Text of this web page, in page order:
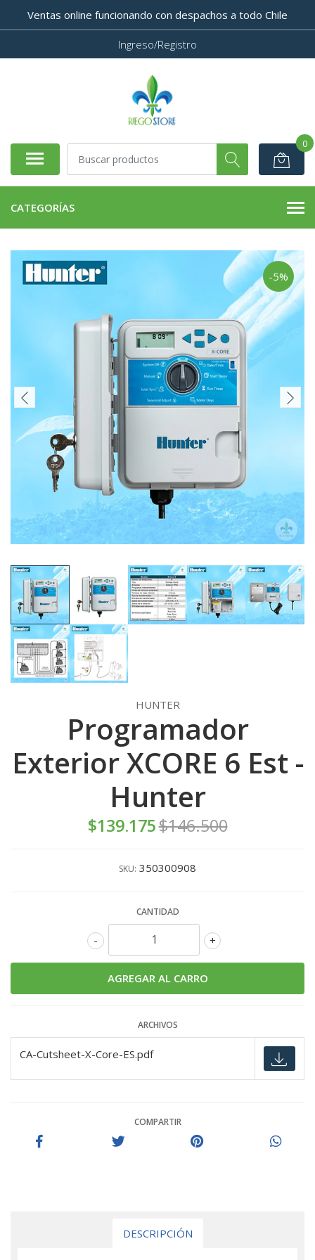
Ventas online funcionando con despachos a todo Chile
Ingreso/Registro
0
CATEGORÍAS
-5%
HUNTER
Programador
Exterior XCORE 6 Est -
Hunter
$139.175$146.500
SKU: 350300908
CANTIDAD
+
-
ARCHIVOS
CA-Cutsheet-X-Core-ES.pdf
COMPARTIR
DESCRIPCIÓN